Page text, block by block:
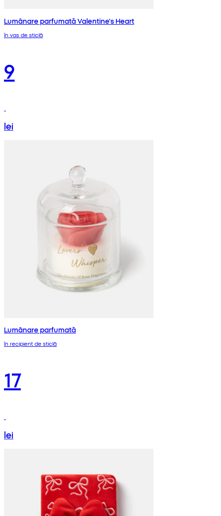
Lumânare parfumată Valentine's Heart
în vas de sticlă
9
lei
Lumânare parfumată
în recipient de sticlă
17
lei